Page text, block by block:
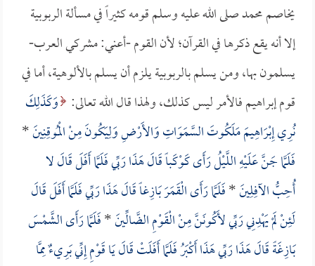
يخاصم محمد صلى الله عليه وسلم قومه كثيراً في مسألة الربوبية
إلا أنه يقع ذكرها في القرآن؛ لأن القوم -أعني: مشركي العرب-
يسلمون بها، ومن يسلم بالربوبية يلزم أن يسلم بالألوهية، أما في
قوم إبراهيم فالأمر ليس كذلك، ولهذا قال الله تعالى: وَكَذَلِكَ
نُرِي إِبْرَاهِيمَ مَلَكُوتَ السَّمَوَاتِ وَالأَرْضِ وَلِيَكُونَ مِنْ الْمُوقِنِينَ*
فَلَمَّا جَنَّ عَلَيْهِ اللَّيْلُ رَأَى كَوْكَباً قَالَ هَذَا رَبِّي فَلَمَّا أَفَلَ قَالَ لا
أُحِبُّ الآفِلِينَ*فَلَمَّا رَأَى الْقَمَرَ بَازِغاً قَالَ هَذَا رَبِّي فَلَمَّا أَفَلَ قَالَ
لَئِنْ لَمْ يَهْدِنِي رَبِّي لأَكُونَنَّ مِنْ الْقَوْمِ الضَّالِّينَ*فَلَمَّا رَأَى الشَّمْسَ
بَازِغَةً قَالَ هَذَا رَبِّي هَذَا أَكْبَرُ فَلَمَّا أَفَلَتْ قَالَ يَا قَوْمِ إِنِّي بَرِيءٌ مِمَّا